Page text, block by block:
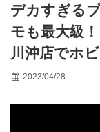
デカすぎる
モも最大級
川沖店でホ
2023/04/28